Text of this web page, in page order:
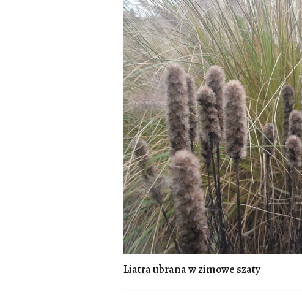
Liatra ubrana w zimowe szaty